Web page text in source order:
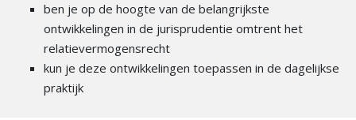
ben je op de hoogte van de belangrijkste
ontwikkelingen in de jurisprudentie omtrent het
relatievermogensrecht
kun je deze ontwikkelingen toepassen in de dagelijkse
praktijk